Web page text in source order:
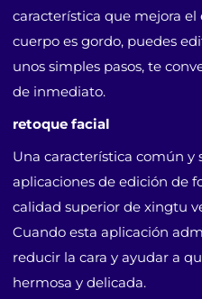
característica que mejora
cuerpo es gordo, puedes
unos simples pasos, te
de inmediato.
retoque facial
Una característica común y
aplicaciones de edición de
calidad superior de xingtu
Cuando esta aplicación
reducir la cara y ayudar a
hermosa y delicada.